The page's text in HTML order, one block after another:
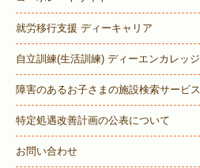
就労移行支援 ディーキャリア
自立訓練(生活訓練) ディーエンカレッジ
障害のあるお子さまの施設検索サービス
特定処遇改善計画の公表について
お問い合わせ